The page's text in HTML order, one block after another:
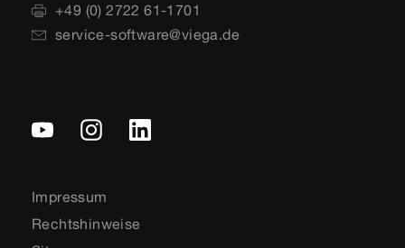
+49 (0) 2722 61-1701
service-software@viega.de
Impressum
Rechtshinweise